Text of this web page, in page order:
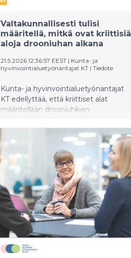
Valtakunnallisesti tulisi
määritellä, mitkä ovat kriittisiä
aloja drooniuhan aikana
21.5.2026 12:36:57 EEST | Kunta- ja
hyvinvointialuetyönantajat KT | Tiedote
Kunta- ja hyvinvointialuetyönantajat
KT edellyttää, että kriittiset alat
määritellään drooniuhkien
tulisi määritellä valtakunnallisesti.